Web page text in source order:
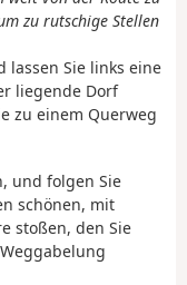
zu rutschige Stellen
lassen Sie links eine
liegende Dorf
zu einem Querweg
und folgen Sie
schönen, mit
stoßen, den Sie